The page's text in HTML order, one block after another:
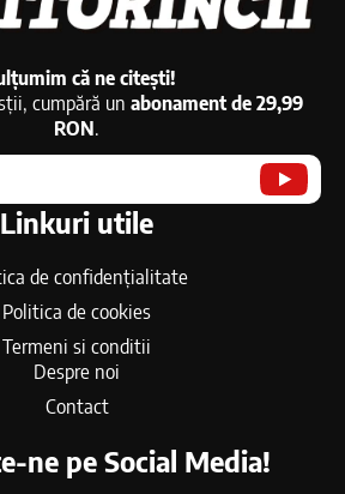
că ne citești!
cumpără un abonament de 29,99
RON.
Linkuri utile
de confidențialitate
Politica de cookies
Termeni si conditii
Despre noi
Contact
ne pe Social Media!